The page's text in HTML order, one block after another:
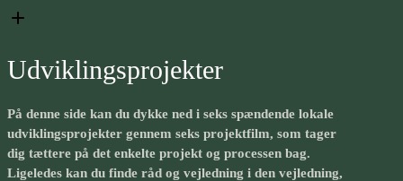
Udviklings­projekter
På denne side kan du dykke ned i seks spændende lokale
udviklings­projekter gennem seks projektfilm, som tager
dig tættere på det enkelte projekt og processen bag.
Ligeledes kan du finde råd og vejledning i den vejledning,